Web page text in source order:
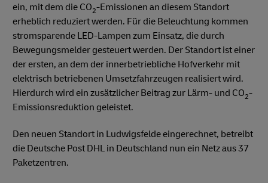
ein, mit dem die CO2-Emissionen an diesem Standort
erheblich reduziert werden. Für die Beleuchtung kommen
stromsparende LED-Lampen zum Einsatz, die durch
Bewegungsmelder gesteuert werden. Der Standort ist einer
der ersten, an dem der innerbetriebliche Hofverkehr mit
elektrisch betriebenen Umsetzfahrzeugen realisiert wird.
Hierdurch wird ein zusätzlicher Beitrag zur Lärm- und CO2-
Emissionsreduktion geleistet.
Den neuen Standort in Ludwigsfelde eingerechnet, betreibt
die Deutsche Post DHL in Deutschland nun ein Netz aus 37
Paketzentren.